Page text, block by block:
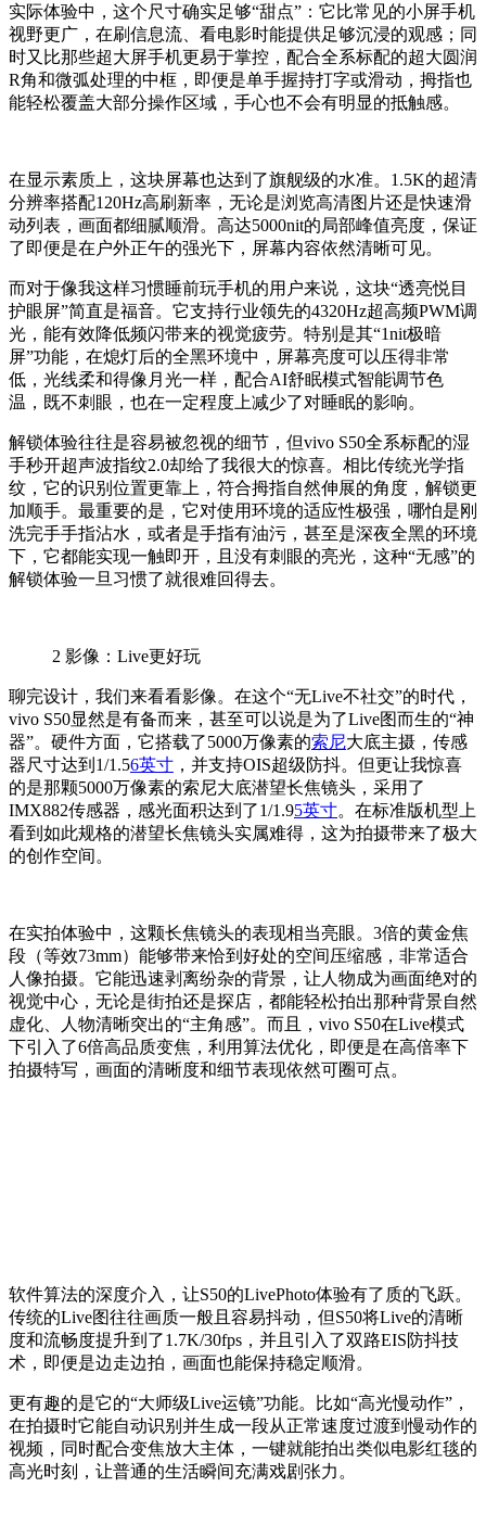
实际体验中，这个尺寸确实足够“甜点”：它比常见的小屏手机
视野更广，在刷信息流、看电影时能提供足够沉浸的观感；同
时又比那些超大屏手机更易于掌控，配合全系标配的超大圆润
R角和微弧处理的中框，即便是单手握持打字或滑动，拇指也
能轻松覆盖大部分操作区域，手心也不会有明显的抵触感。
在显示素质上，这块屏幕也达到了旗舰级的水准。1.5K的超清
分辨率搭配120Hz高刷新率，无论是浏览高清图片还是快速滑
动列表，画面都细腻顺滑。高达5000nit的局部峰值亮度，保证
了即便是在户外正午的强光下，屏幕内容依然清晰可见。
而对于像我这样习惯睡前玩手机的用户来说，这块“透亮悦目
护眼屏”简直是福音。它支持行业领先的4320Hz超高频PWM调
光，能有效降低频闪带来的视觉疲劳。特别是其“1nit极暗
屏”功能，在熄灯后的全黑环境中，屏幕亮度可以压得非常
低，光线柔和得像月光一样，配合AI舒眠模式智能调节色
温，既不刺眼，也在一定程度上减少了对睡眠的影响。
解锁体验往往是容易被忽视的细节，但vivo S50全系标配的湿
手秒开超声波指纹2.0却给了我很大的惊喜。相比传统光学指
纹，它的识别位置更靠上，符合拇指自然伸展的角度，解锁更
加顺手。最重要的是，它对使用环境的适应性极强，哪怕是刚
洗完手手指沾水，或者是手指有油污，甚至是深夜全黑的环境
下，它都能实现一触即开，且没有刺眼的亮光，这种“无感”的
解锁体验一旦习惯了就很难回得去。
2 影像：Live更好玩
聊完设计，我们来看看影像。在这个“无Live不社交”的时代，
vivo S50显然是有备而来，甚至可以说是为了Live图而生的“神
器”。硬件方面，它搭载了5000万像素的索尼大底主摄，传感
器尺寸达到1/1.56英寸 ，并支持OIS超级防抖。但更让我惊喜
的是那颗5000万像素的索尼大底潜望长焦镜头，采用了
IMX882传感器，感光面积达到了1/1.95英寸。在标准版机型上
看到如此规格的潜望长焦镜头实属难得，这为拍摄带来了极大
的创作空间。
在实拍体验中，这颗长焦镜头的表现相当亮眼。3倍的黄金焦
段（等效73mm）能够带来恰到好处的空间压缩感，非常适合
人像拍摄。它能迅速剥离纷杂的背景，让人物成为画面绝对的
视觉中心，无论是街拍还是探店，都能轻松拍出那种背景自然
虚化、人物清晰突出的“主角感”。而且，vivo S50在Live模式
下引入了6倍高品质变焦，利用算法优化，即便是在高倍率下
拍摄特写，画面的清晰度和细节表现依然可圈可点。
软件算法的深度介入，让S50的LivePhoto体验有了质的飞跃。
传统的Live图往往画质一般且容易抖动，但S50将Live的清晰
度和流畅度提升到了1.7K/30fps，并且引入了双路EIS防抖技
术，即便是边走边拍，画面也能保持稳定顺滑。
更有趣的是它的“大师级Live运镜”功能。比如“高光慢动作”，
在拍摄时它能自动识别并生成一段从正常速度过渡到慢动作的
视频，同时配合变焦放大主体，一键就能拍出类似电影红毯的
高光时刻，让普通的生活瞬间充满戏剧张力。